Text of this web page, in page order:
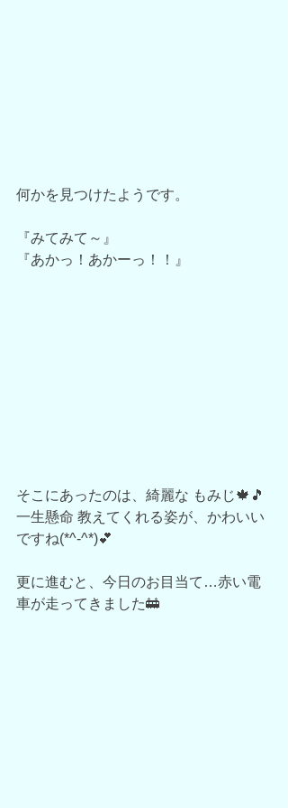
何かを見つけたようです。
『みてみて～』
『あかっ！あかーっ！！』
そこにあったのは、綺麗な もみじ🍁🎵
一生懸命 教えてくれる姿が、かわいい
ですね(*^-^*)💕
更に進むと、今日のお目当て…赤い電
車が走ってきました🚋